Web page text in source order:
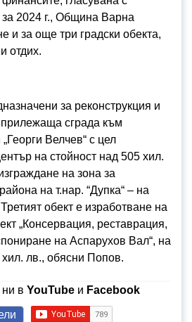
2024 г., Община Варна
и за още три градски обекта,
отдих.
за реконструкция и
сграда към
Велчев“ с цел
на стойност над 505 хил.
на зона за
на т.нар. “Дупка“ – на
обект е изработване на
„Консервация, реставрация,
на Аспарухов Вал“, на
хил. лв., обясни Попов.
в YouTubeи Facebook